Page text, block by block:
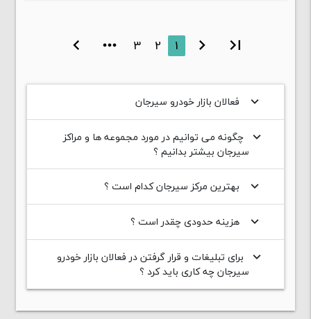
first_page
chevron_left
1
2
3
more_horiz
chevron_right
keyboard_arrow_down فعالان بازار خودرو سیرجان
keyboard_arrow_down چگونه می توانیم در مورد مجموعه ها و مراکز
سیرجان بیشتر بدانیم ؟
keyboard_arrow_down بهترین مرکز سیرجان کدام است ؟
keyboard_arrow_down هزینه حدودی چقدر است ؟
keyboard_arrow_down
برای تبلیغات و قرار گرفتن در فعالان بازار خودرو
سیرجان چه کاری باید کرد ؟